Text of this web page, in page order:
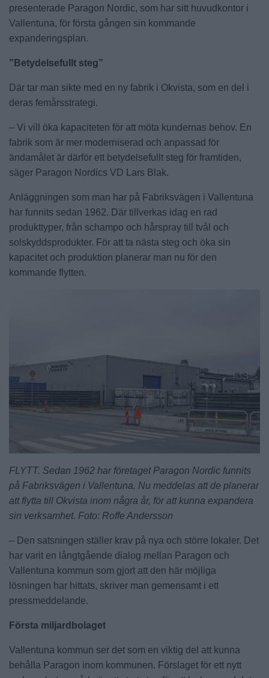
presenterade Paragon Nordic, som har sitt huvudkontor i
Vallentuna, för första gången sin kommande
expanderingsplan.
”Betydelsefullt steg”
Där tar man sikte med en ny fabrik i Okvista, som en del i
deras femårsstrategi.
– Vi vill öka kapaciteten för att möta kundernas behov. En
fabrik som är mer moderniserad och anpassad för
ändamålet är därför ett betydelsefullt steg för framtiden,
säger Paragon Nordics VD Lars Blak.
Anläggningen som man har på Fabriksvägen i Vallentuna
har funnits sedan 1962. Där tillverkas idag en rad
produkttyper, från schampo och hårspray till tvål och
solskyddsprodukter. För att ta nästa steg och öka sin
kapacitet och produktion planerar man nu för den
kommande flytten.
FLYTT. Sedan 1962 har företaget Paragon Nordic funnits
på Fabriksvägen i Vallentuna. Nu meddelas att de planerar
att flytta till Okvista inom några år, för att kunna expandera
sin verksamhet. Foto: Roffe Andersson
– Den satsningen ställer krav på nya och större lokaler. Det
har varit en långtgående dialog mellan Paragon och
Vallentuna kommun som gjort att den här möjliga
lösningen har hittats, skriver man gemensamt i ett
pressmeddelande.
Första miljardbolaget
Vallentuna kommun ser det som en viktig del att kunna
behålla Paragon inom kommunen. Förslaget för ett nytt